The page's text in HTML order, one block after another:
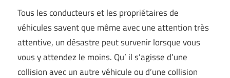
Tous les conducteurs et les propriétaires de
véhicules savent que même avec une attention très
attentive, un désastre peut survenir lorsque vous
vous y attendez le moins. Qu’ il s’agisse d’une
collision avec un autre véhicule ou d’une collision